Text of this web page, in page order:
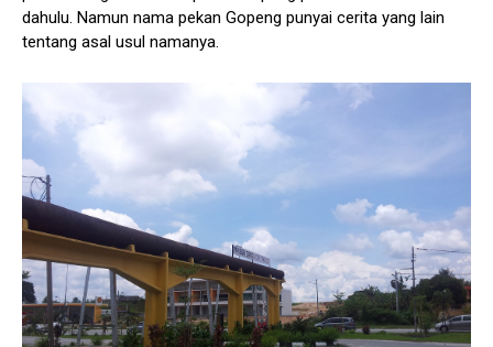
dahulu. Namun nama pekan Gopeng punyai cerita yang lain
tentang asal usul namanya.